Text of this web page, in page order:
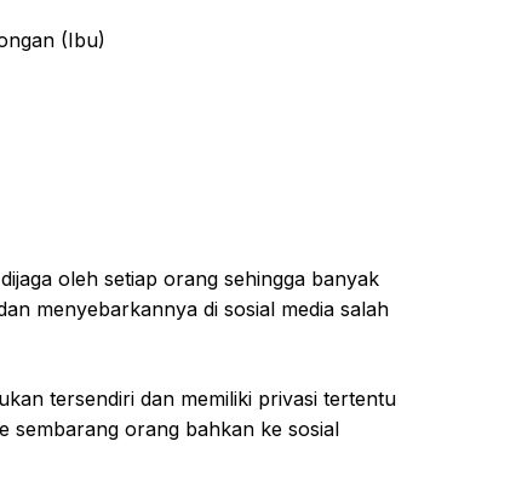
(Ibu)
oleh setiap orang sehingga banyak
menyebarkannya di sosial media salah
tersendiri dan memiliki privasi tertentu
sembarang orang bahkan ke sosial